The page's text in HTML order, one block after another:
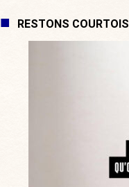
RESTONS COURTOIS